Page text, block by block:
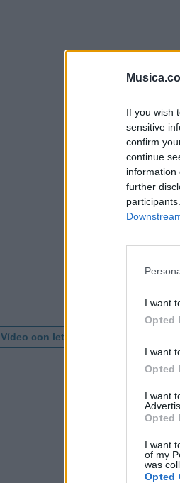
If you wish
sensitive
confirm
continue
information
further
I want
Opted
I want
Opted
I want
Opted
I want
of my
was
Opted
Vídeo con letra